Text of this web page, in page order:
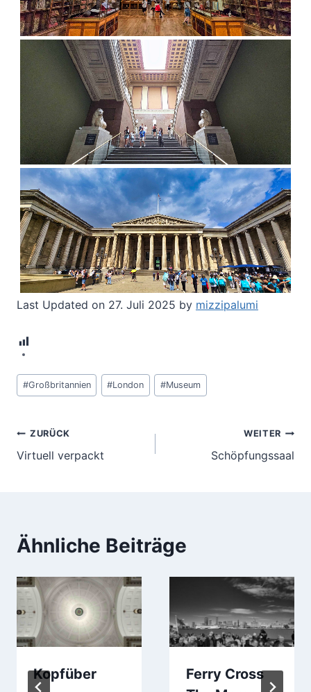
Last Updated on 27. Juli 2025 by mizzipalumi
Schlagworte:
#Großbritannien #London #Museum
Beitragsnavigation
ZURÜCK
Virtuell verpackt
WEITER
Schöpfungssaal
Ähnliche Beiträge
Kopfüber
Ferry Cross